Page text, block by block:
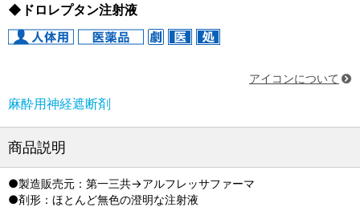
◆ドロレプタン注射液
アイコンについて
麻酔用神経遮断剤
商品説明
●製造販売元：第一三共→アルフレッサファーマ
●剤形：ほとんど無色の澄明な注射液